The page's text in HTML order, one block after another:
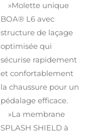
»Molette unique
BOA® L6 avec
structure de laçage
optimisée qui
sécurise rapidement
et confortablement
la chaussure pour un
pédalage efficace.
»La membrane
SPLASH SHIELD à